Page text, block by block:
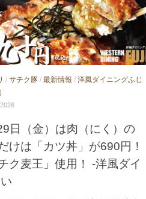
/ サチク豚 / 最新情報 / 洋風ダイニングふじ
日（金）は肉（にく）の
けは「カツ丼」が690円！
ク麦王」使用！ -洋風ダイ